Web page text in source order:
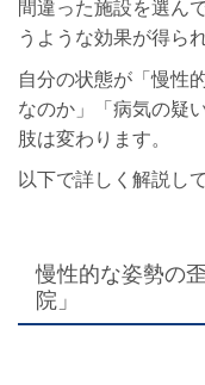
間違った施設を選ん
うような効果が得ら
自分の状態が「慢性
なのか」「病気の疑
肢は変わります。
以下で詳しく解説し
慢性的な姿勢の
院」